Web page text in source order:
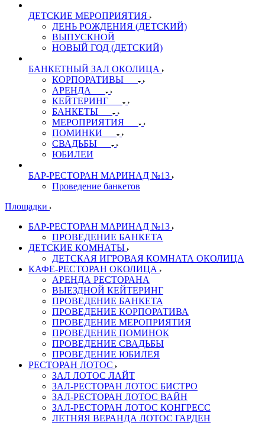
ДЕТСКИЕ МЕРОПРИЯТИЯ
ДЕНЬ РОЖДЕНИЯ (ДЕТСКИЙ)
ВЫПУСКНОЙ
НОВЫЙ ГОД (ДЕТСКИЙ)
БАНКЕТНЫЙ ЗАЛ ОКОЛИЦА
КОРПОРАТИВЫ
АРЕНДА
КЕЙТЕРИНГ
БАНКЕТЫ
МЕРОПРИЯТИЯ
ПОМИНКИ
СВАДЬБЫ
ЮБИЛЕИ
БАР-РЕСТОРАН МАРИНАД №13
Проведение банкетов
Площадки
БАР-РЕСТОРАН МАРИНАД №13
ПРОВЕДЕНИЕ БАНКЕТА
ДЕТСКИЕ КОМНАТЫ
ДЕТСКАЯ ИГРОВАЯ КОМНАТА ОКОЛИЦА
КАФЕ-РЕСТОРАН ОКОЛИЦА
АРЕНДА РЕСТОРАНА
ВЫЕЗДНОЙ КЕЙТЕРИНГ
ПРОВЕДЕНИЕ БАНКЕТА
ПРОВЕДЕНИЕ КОРПОРАТИВА
ПРОВЕДЕНИЕ МЕРОПРИЯТИЯ
ПРОВЕДЕНИЕ ПОМИНОК
ПРОВЕДЕНИЕ СВАДЬБЫ
ПРОВЕДЕНИЕ ЮБИЛЕЯ
РЕСТОРАН ЛОТОС
ЗАЛ ЛОТОС ЛАЙТ
ЗАЛ-РЕСТОРАН ЛОТОС БИСТРО
ЗАЛ-РЕСТОРАН ЛОТОС ВАЙН
ЗАЛ-РЕСТОРАН ЛОТОС КОНГРЕСС
ЛЕТНЯЯ ВЕРАНДА ЛОТОС ГАРДЕН